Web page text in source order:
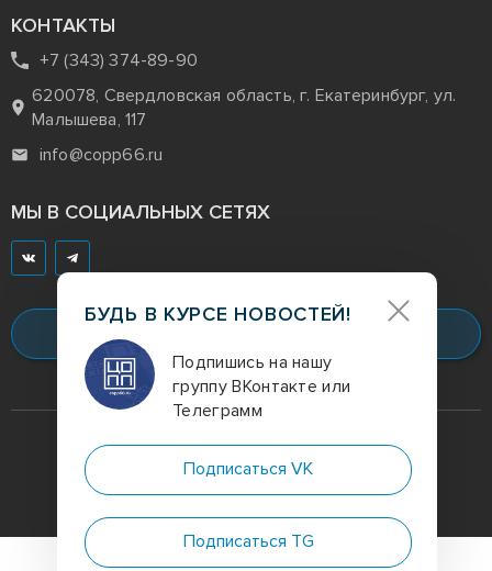
КОНТАКТЫ
+7 (343) 374-89-90
620078, Свердловская область, г. Екатеринбург, ул.
Малышева, 117
info@copp66.ru
МЫ В СОЦИАЛЬНЫХ СЕТЯХ
Digital-агентство
полного цикла
БУДЬ В КУРСЕ НОВОСТЕЙ!
Подпишись на нашу
группу ВКонтакте или
Телеграмм
Подписаться VK
Подписаться TG